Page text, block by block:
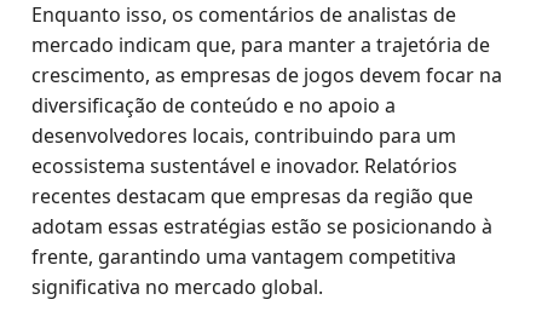
Enquanto isso, os comentários de analistas de
mercado indicam que, para manter a trajetória de
crescimento, as empresas de jogos devem focar na
diversificação de conteúdo e no apoio a
desenvolvedores locais, contribuindo para um
ecossistema sustentável e inovador. Relatórios
recentes destacam que empresas da região que
adotam essas estratégias estão se posicionando à
frente, garantindo uma vantagem competitiva
significativa no mercado global.